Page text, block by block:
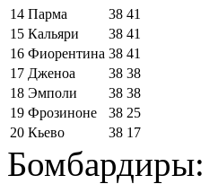
14 Парма 38 41
15 Кальяри 38 41
16 Фиорентина 38 41
17 Дженоа 38 38
18 Эмполи 38 38
19 Фрозиноне 38 25
20 Кьево 38 17
Бомбардиры: